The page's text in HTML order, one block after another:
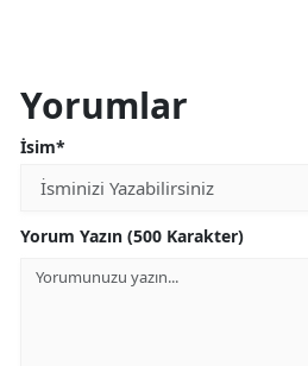
Yorumlar
İsim*
Yorum Yazın (500 Karakter)